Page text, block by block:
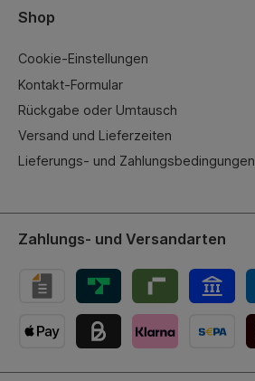
Shop
Cookie-Einstellungen
Kontakt-Formular
Rückgabe oder Umtausch
Versand und Lieferzeiten
Lieferungs- und Zahlungsbedingungen
Zahlungs- und Versandarten